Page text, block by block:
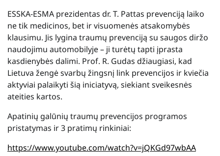
ESSKA-ESMA prezidentas dr. T. Pattas prevenciją laiko
ne tik medicinos, bet ir visuomenės atsakomybės
klausimu. Jis lygina traumų prevenciją su saugos diržo
naudojimu automobilyje – ji turėtų tapti įprasta
kasdienybės dalimi. Prof. R. Gudas džiaugiasi, kad
Lietuva žengė svarbų žingsnį link prevencijos ir kviečia
aktyviai palaikyti šią iniciatyvą, siekiant sveikesnės
ateities kartos.
Apatinių galūnių traumų prevencijos programos
pristatymas ir 3 pratimų rinkiniai:
https://www.youtube.com/watch?v=jQKGd97wbAA